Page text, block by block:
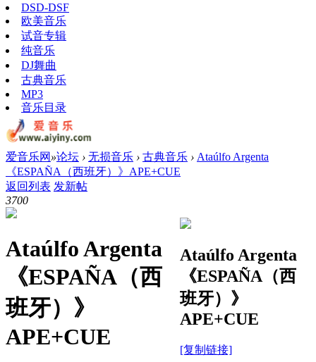
DSD-DSF
欧美音乐
试音专辑
纯音乐
DJ舞曲
古典音乐
MP3
音乐目录
爱音乐网 »论坛 › 无损音乐 › 古典音乐 › Ataúlfo Argenta
《ESPAÑA（西班牙）》APE+CUE
返回列表 发新帖
3700
Ataúlfo Argenta
《ESPAÑA（西
班牙）》
APE+CUE
Ataúlfo Argenta
《ESPAÑA（西
班牙）》
APE+CUE
[复制链接]